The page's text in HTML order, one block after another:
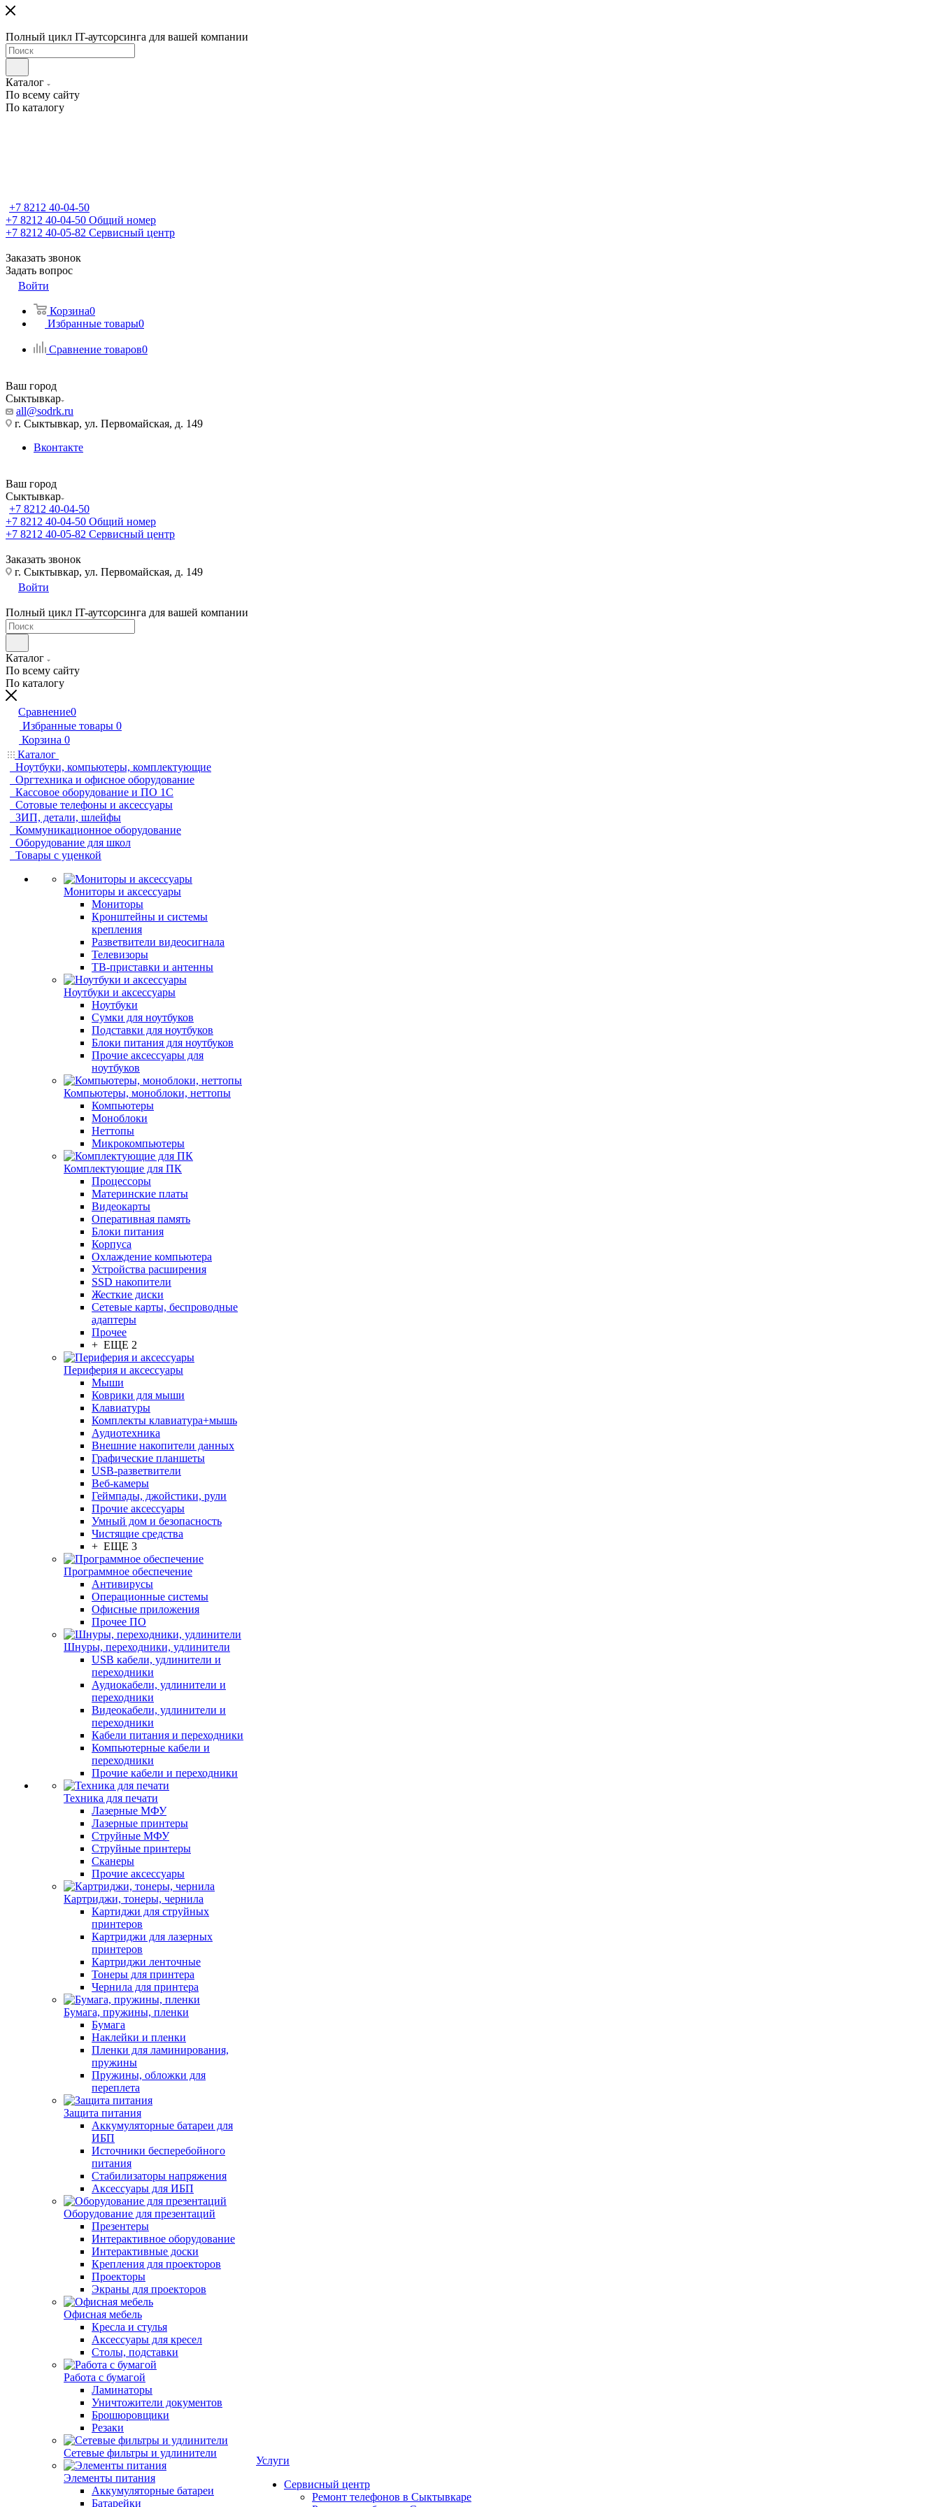
Полный цикл IT-аутсорсинга для вашей компании
Каталог
По всему сайту
По каталогу
+7 8212 40-04-50
+7 8212 40-04-50 Общий номер
+7 8212 40-05-82 Сервисный центр
Заказать звонок
Задать вопрос
Войти
Корзина0
Избранные товары0
Сравнение товаров0
Ваш город
Сыктывкар
all@sodrk.ru
г. Сыктывкар, ул. Первомайская, д. 149
Вконтакте
Ваш город
Сыктывкар
+7 8212 40-04-50
+7 8212 40-04-50 Общий номер
+7 8212 40-05-82 Сервисный центр
Заказать звонок
г. Сыктывкар, ул. Первомайская, д. 149
Войти
Полный цикл IT-аутсорсинга для вашей компании
Каталог
По всему сайту
По каталогу
Сравнение0
Избранные товары 0
Корзина 0
Каталог
Ноутбуки, компьютеры, комплектующие
Оргтехника и офисное оборудование
Кассовое оборудование и ПО 1С
Сотовые телефоны и аксессуары
ЗИП, детали, шлейфы
Коммуникационное оборудование
Оборудование для школ
Товары с уценкой
Мониторы и аксессуары
Мониторы
Кронштейны и системы
крепления
Разветвители видеосигнала
Телевизоры
ТВ-приставки и антенны
Ноутбуки и аксессуары
Ноутбуки
Сумки для ноутбуков
Подставки для ноутбуков
Блоки питания для ноутбуков
Прочие аксессуары для
ноутбуков
Компьютеры, моноблоки, неттопы
Компьютеры
Моноблоки
Неттопы
Микрокомпьютеры
Комплектующие для ПК
Процессоры
Материнские платы
Видеокарты
Оперативная память
Блоки питания
Корпуса
Охлаждение компьютера
Устройства расширения
SSD накопители
Жесткие диски
Сетевые карты, беспроводные
адаптеры
Прочее
+ ЕЩЕ 2
Периферия и аксессуары
Мыши
Коврики для мыши
Клавиатуры
Комплекты клавиатура+мышь
Аудиотехника
Внешние накопители данных
Графические планшеты
USB-разветвители
Веб-камеры
Геймпады, джойстики, рули
Прочие аксессуары
Умный дом и безопасность
Чистящие средства
+ ЕЩЕ 3
Программное обеспечение
Антивирусы
Операционные системы
Офисные приложения
Прочее ПО
Шнуры, переходники, удлинители
USB кабели, удлинители и
переходники
Аудиокабели, удлинители и
переходники
Видеокабели, удлинители и
переходники
Кабели питания и переходники
Компьютерные кабели и
переходники
Прочие кабели и переходники
Техника для печати
Лазерные МФУ
Лазерные принтеры
Струйные МФУ
Струйные принтеры
Сканеры
Прочие аксессуары
Картриджи, тонеры, чернила
Картиджи для струйных
принтеров
Картриджи для лазерных
принтеров
Картриджи ленточные
Тонеры для принтера
Чернила для принтера
Бумага, пружины, пленки
Бумага
Наклейки и пленки
Пленки для ламинирования,
пружины
Пружины, обложки для
переплета
Защита питания
Аккумуляторные батареи для
ИБП
Источники бесперебойного
питания
Стабилизаторы напряжения
Аксессуары для ИБП
Оборудование для презентаций
Презентеры
Интерактивное оборудование
Интерактивные доски
Крепления для проекторов
Проекторы
Экраны для проекторов
Офисная мебель
Кресла и стулья
Аксессуары для кресел
Столы, подставки
Работа с бумагой
Ламинаторы
Уничтожители документов
Брошюровщики
Резаки
Сетевые фильтры и удлинители
Элементы питания
Аккумуляторные батареи
Батарейки
Услуги
Сервисный центр
Ремонт телефонов в Сыктывкаре